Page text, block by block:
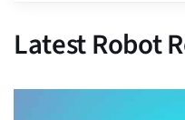
Latest Robot